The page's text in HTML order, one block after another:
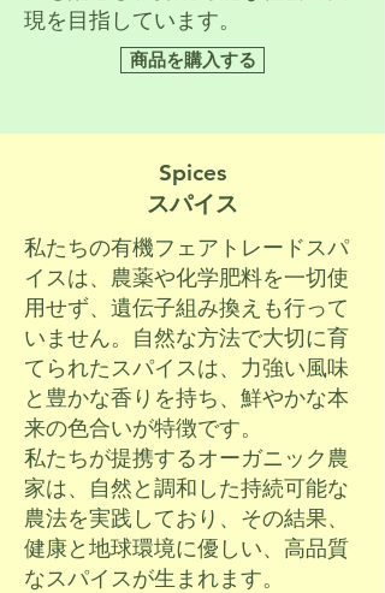
現を目指しています。
商品を購入する
Spices
スパイス
私たちの有機フェアトレードスパ
イスは、農薬や化学肥料を一切使
用せず、遺伝子組み換えも行って
いません。自然な方法で大切に育
て られたスパイスは、力強い風味
と豊かな香りを持ち、鮮やかな本
来の色合いが特徴です。
私たちが提携するオーガニック農
家は、自然と調和した持続可能な
農法を実践しており、その結果、
健康と地球環境に優しい、高品質
なスパイスが生まれます。